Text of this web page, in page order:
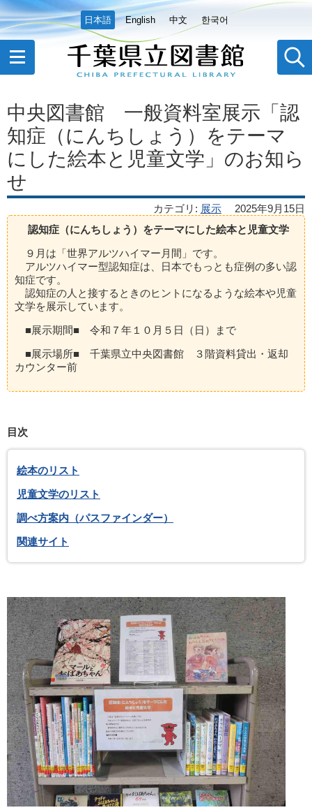
日本語 English 中文 한국어
中央図書館 一般資料室展示「認
知症（にんちしょう）をテーマ
にした絵本と児童文学」のお知ら
せ
カテゴリ : 展示
2025年9月15日
認知症（にんちしょう）をテーマにした絵本と児童文学
９月は「世界アルツハイマー月間」です。
アルツハイマー型認知症は、日本でもっとも症例の多い認
知症です。
認知症の人と接するときのヒントになるような絵本や児童
文学を展示しています。
■展示期間■ 令和７年１０月５日（日）まで
■展示場所■ 千葉県立中央図書館 ３階資料貸出・返却
カウンター前
目次
絵本のリスト
児童文学のリスト
調べ方案内（パスファインダー）
関連サイト